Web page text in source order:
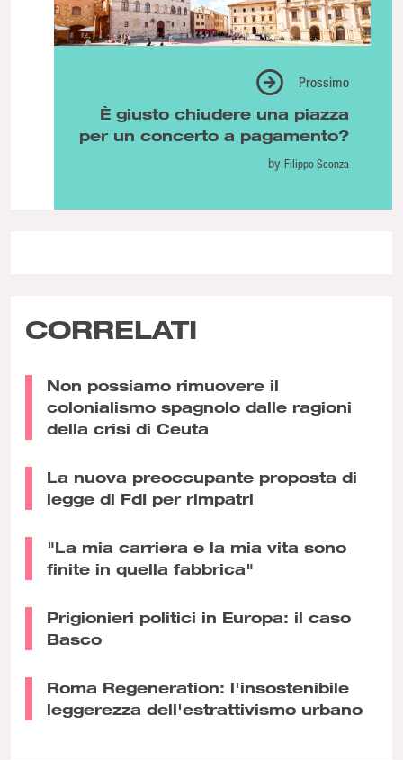
Prossimo
È giusto chiudere una piazza
per un concerto a pagamento?
by Filippo Sconza
CORRELATI
Non possiamo rimuovere il
colonialismo spagnolo dalle ragioni
della crisi di Ceuta
La nuova preoccupante proposta di
legge di FdI per rimpatri
"La mia carriera e la mia vita sono
finite in quella fabbrica"
Prigionieri politici in Europa: il caso
Basco
Roma Regeneration: l'insostenibile
leggerezza dell'estrattivismo urbano